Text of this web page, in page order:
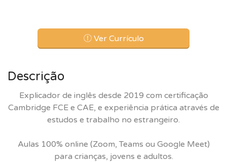
Ver Currículo
Descrição
Explicador de inglês desde 2019 com certificação
Cambridge FCE e CAE, e experiência prática através de
estudos e trabalho no estrangeiro.
Aulas 100% online (Zoom, Teams ou Google Meet)
para crianças, jovens e adultos.